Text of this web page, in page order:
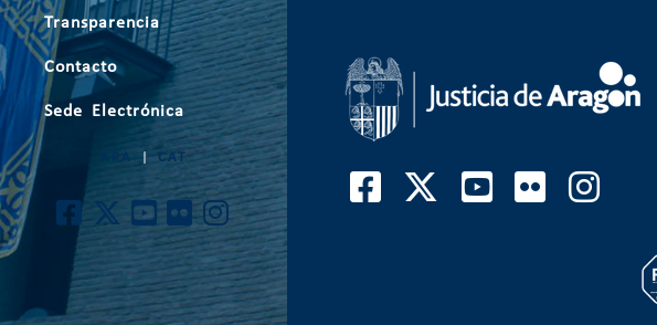
Transparencia
Contacto
Sede Electrónica
|CAT